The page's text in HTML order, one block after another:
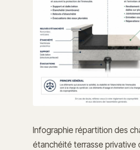
Infographie répartition des
étanchéité terrasse privative